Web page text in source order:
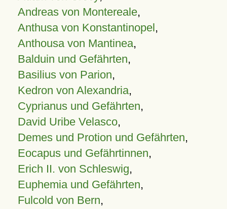
Andreas von Montereale,
Anthusa von Konstantinopel,
Anthousa von Mantinea,
Balduin und Gefährten,
Basilius von Parion,
Kedron von Alexandria,
Cyprianus und Gefährten,
David Uribe Velasco,
Demes und Protion und Gefährten,
Eocapus und Gefährtinnen,
Erich II. von Schleswig,
Euphemia und Gefährten,
Fulcold von Bern,